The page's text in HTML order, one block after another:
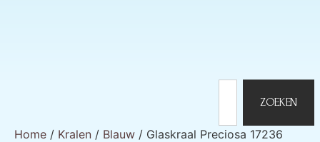
ZOEKEN
Home / Kralen / Blauw / Glaskraal Preciosa 17236